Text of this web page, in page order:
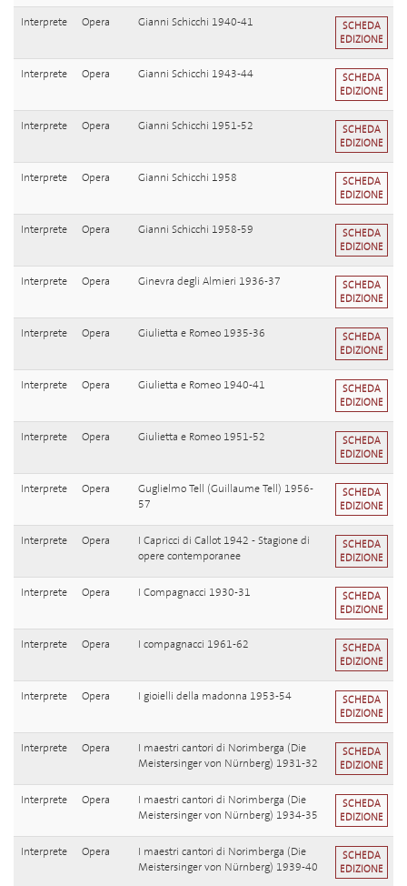
Interprete Opera Gianni Schicchi 1940-41
SCHEDA
EDIZIONE
Interprete Opera Gianni Schicchi 1943-44
SCHEDA
EDIZIONE
Interprete Opera Gianni Schicchi 1951-52
SCHEDA
EDIZIONE
Interprete Opera Gianni Schicchi 1958
SCHEDA
EDIZIONE
Interprete Opera Gianni Schicchi 1958-59
SCHEDA
EDIZIONE
Interprete Opera Ginevra degli Almieri 1936-37
SCHEDA
EDIZIONE
Interprete Opera Giulietta e Romeo 1935-36
SCHEDA
EDIZIONE
Interprete Opera Giulietta e Romeo 1940-41
SCHEDA
EDIZIONE
Interprete Opera Giulietta e Romeo 1951-52
SCHEDA
EDIZIONE
Interprete Opera
Guglielmo Tell (Guillaume Tell) 1956-
57
SCHEDA
EDIZIONE
Interprete Opera
I Capricci di Callot 1942 - Stagione di
opere contemporanee
SCHEDA
EDIZIONE
Interprete Opera I Compagnacci 1930-31
SCHEDA
EDIZIONE
Interprete Opera I compagnacci 1961-62
SCHEDA
EDIZIONE
Interprete Opera I gioielli della madonna 1953-54
SCHEDA
EDIZIONE
Interprete Opera
I maestri cantori di Norimberga (Die
Meistersinger von Nürnberg) 1931-32
SCHEDA
EDIZIONE
Interprete Opera
I maestri cantori di Norimberga (Die
Meistersinger von Nürnberg) 1934-35
SCHEDA
EDIZIONE
Interprete Opera
I maestri cantori di Norimberga (Die
Meistersinger von Nürnberg) 1939-40
SCHEDA
EDIZIONE